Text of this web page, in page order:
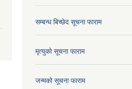
सम्बन्ध बिच्छेद सूचना फाराम
मृत्युको सूचना फाराम
जन्मको सूचना फाराम